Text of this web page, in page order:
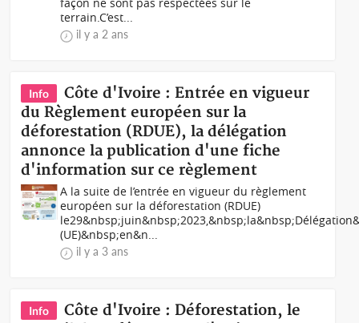
terrain.C’est...
il y a 2 ans
Info
Côte d'Ivoire : Entrée en vigueur
du Règlement européen sur la
déforestation (RDUE), la délégation
annonce la publication d'une fiche
d'information sur ce règlement
A la suite de l’entrée en vigueur du règlement
européen sur la déforestation (RDUE)
(UE)&nbsp;en&n...
il y a 3 ans
Info
Côte d'Ivoire : Déforestation, le